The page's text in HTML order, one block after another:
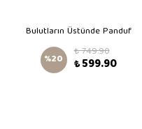
Bulutların Üstünde Panduf
%20 ₺ 749.90
₺ 599.90